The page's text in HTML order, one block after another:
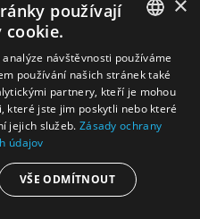
SLOVAK
používají
cookie.
návštěvnosti používáme
používání našich stránek také
partnery, kteří je mohou
které jste jim poskytli nebo které
jejich služeb. Zásady ochrany
údajov
VŠE ODMÍTNOUT